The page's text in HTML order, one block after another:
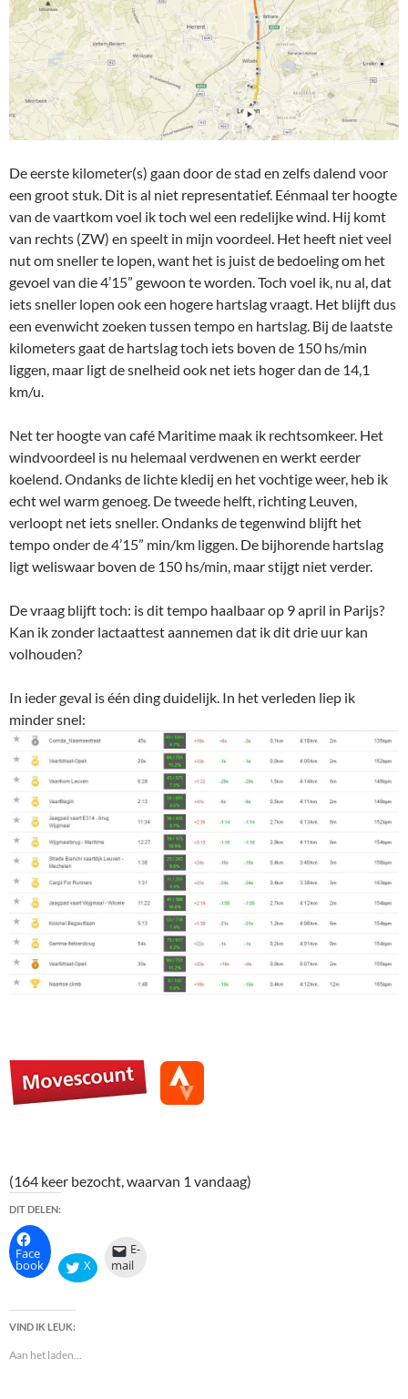
De eerste kilometer(s) gaan door de stad en zelfs dalend voor
een groot stuk. Dit is al niet representatief. Eénmaal ter hoogte
van de vaartkom voel ik toch wel een redelijke wind. Hij komt
van rechts (ZW) en speelt in mijn voordeel. Het heeft niet veel
nut om sneller te lopen, want het is juist de bedoeling om het
gevoel van die 4’15” gewoon te worden. Toch voel ik, nu al, dat
iets sneller lopen ook een hogere hartslag vraagt. Het blijft dus
een evenwicht zoeken tussen tempo en hartslag. Bij de laatste
kilometers gaat de hartslag toch iets boven de 150 hs/min
liggen, maar ligt de snelheid ook net iets hoger dan de 14,1
km/u.
Net ter hoogte van café Maritime maak ik rechtsomkeer. Het
windvoordeel is nu helemaal verdwenen en werkt eerder
koelend. Ondanks de lichte kledij en het vochtige weer, heb ik
echt wel warm genoeg. De tweede helft, richting Leuven,
verloopt net iets sneller. Ondanks de tegenwind blijft het
tempo onder de 4’15” min/km liggen. De bijhorende hartslag
ligt weliswaar boven de 150 hs/min, maar stijgt niet verder.
De vraag blijft toch: is dit tempo haalbaar op 9 april in Parijs?
Kan ik zonder lactaattest aannemen dat ik dit drie uur kan
volhouden?
In ieder geval is één ding duidelijk. In het verleden liep ik
minder snel:
(164 keer bezocht, waarvan 1 vandaag)
DIT DELEN:
Face
book X
E-
mail
VIND IK LEUK:
Aan het laden...